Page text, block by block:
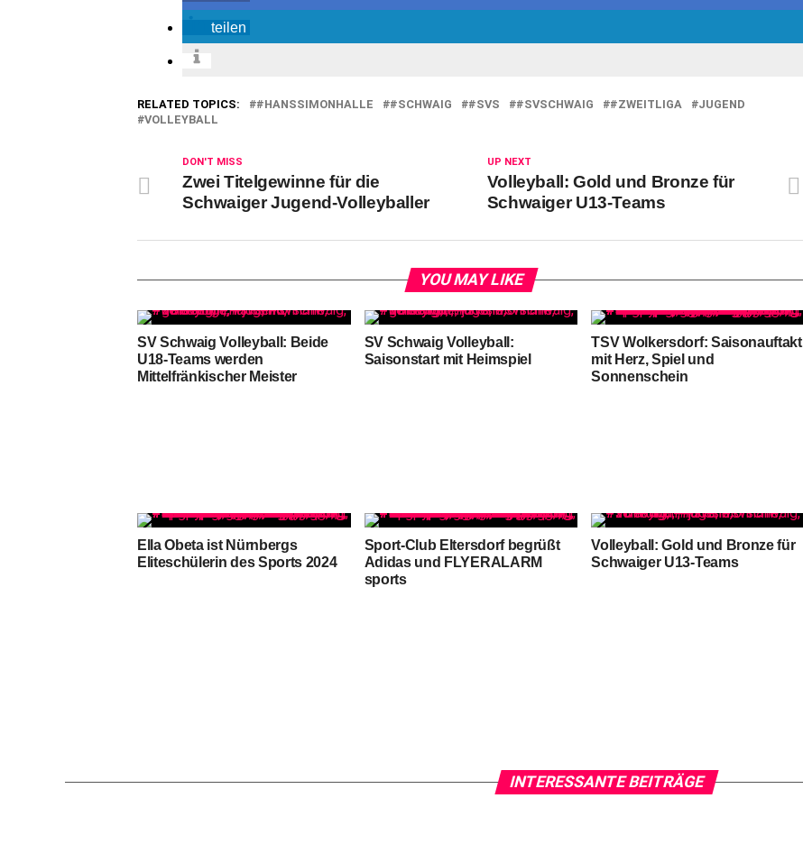
teilen
RELATED TOPICS: #HANSSIMONHALLE #SCHWAIG #SVS #SVSCHWAIG #ZWEITLIGA
JUGEND
VOLLEYBALL
UP NEXT
Volleyball: Gold und Bronze für
Schwaiger U13-Teams
DON'T MISS
Zwei Titelgewinne für die
Schwaiger Jugend-Volleyballer
YOU MAY LIKE
SV Schwaig Volleyball: Beide
U18-Teams werden
Mittelfränkischer Meister
SV Schwaig Volleyball:
Saisonstart mit Heimspiel
TSV Wolkersdorf: Saisonauftakt
mit Herz, Spiel und
Sonnenschein
Ella Obeta ist Nürnbergs
Eliteschülerin des Sports 2024
Sport-Club Eltersdorf begrüßt
Adidas und FLYERALARM
sports
Volleyball: Gold und Bronze für
Schwaiger U13-Teams
INTERESSANTE BEITRÄGE